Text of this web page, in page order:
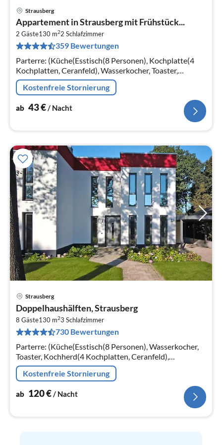
Strausberg
Appartement in Strausberg mit Frühstück...
2 Gäste130 m22 Schlafzimmer
359 Bewertungen
Parterre: (Küche(Esstisch(8 Personen), Kochplatte(4
Kochplatten, Ceranfeld), Wasserkocher, Toaster,
Kaffeemaschine, Backofen, Mikrowelle, Spülmaschine,
Kühl-/Gefrierkombination)
Kostenfreie Stornierung
ab 43€/ Nacht
Strausberg
Doppelhaushälften, Strausberg
8 Gäste130 m23 Schlafzimmer
730 Bewertungen
Parterre: (Küche(Esstisch(8 Personen), Wasserkocher,
Toaster, Kochherd(4 Kochplatten, Ceranfeld),
Kaffeemaschine, Backofen, Mikrowelle, Spülmaschine,
Kühl-/Gefrierkombination)
Kostenfreie Stornierung
ab 120€/ Nacht